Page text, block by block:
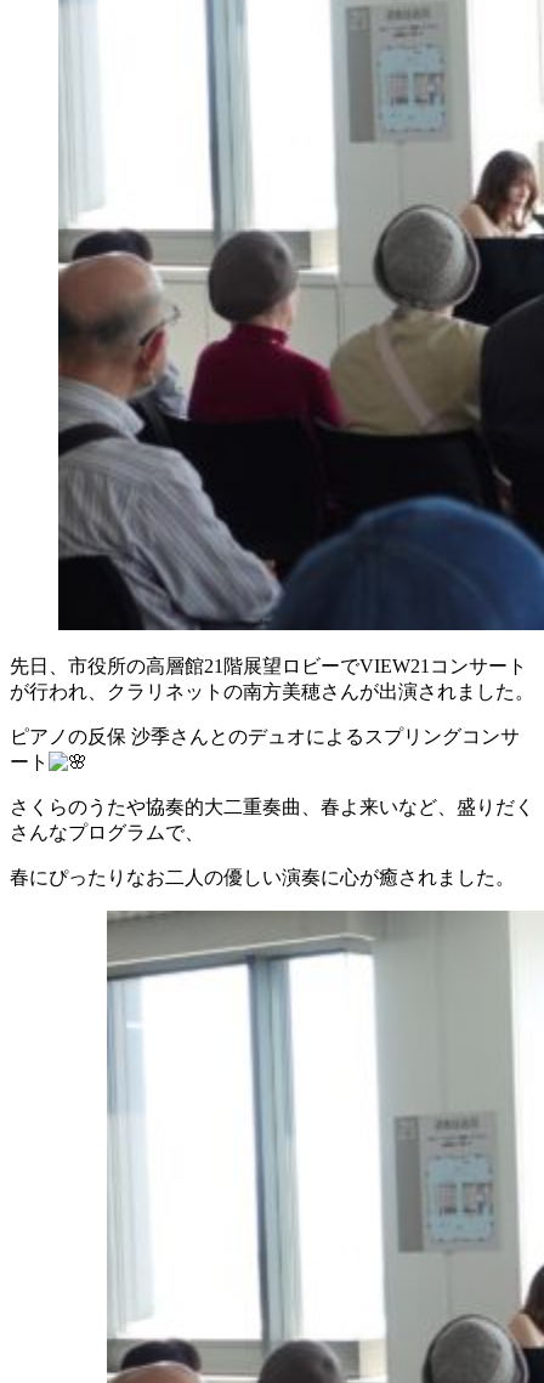
先日、市役所の高層館21階展望ロビーでVIEW21コンサート
が行われ、クラリネットの南方美穂さんが出演されました。
ピアノの反保 沙季さんとのデュオによるスプリングコンサ
ート
さくらのうたや協奏的大二重奏曲、春よ来いなど、盛りだく
さんなプログラムで、
春にぴったりなお二人の優しい演奏に心が癒されました。